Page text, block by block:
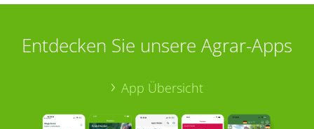
Entdecken Sie unsere Agrar-Apps
App Übersicht